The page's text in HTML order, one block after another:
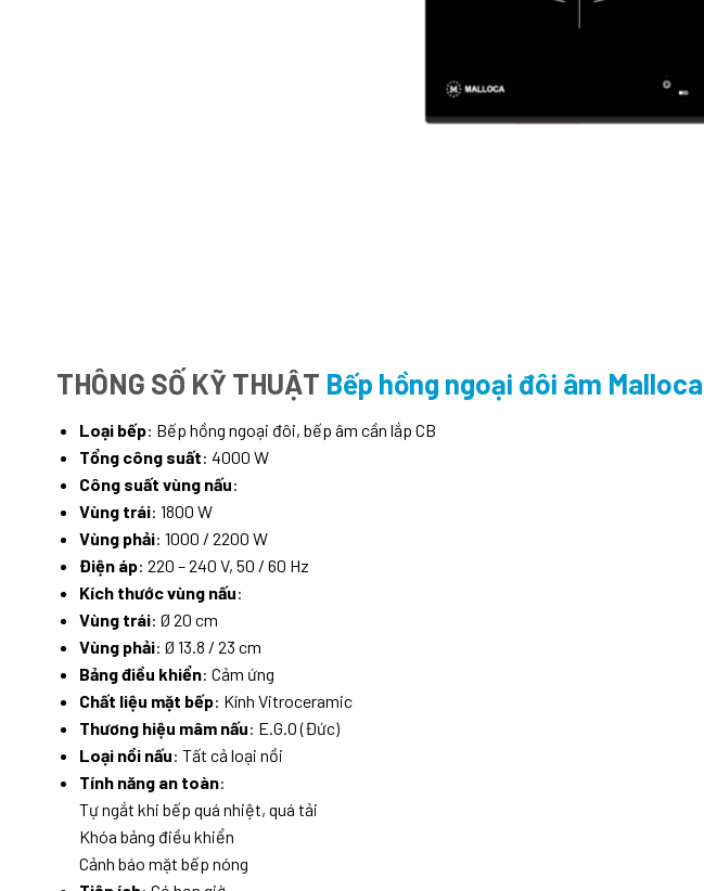
THÔNG SỐ KỸ THUẬT Bếp hồng ngoại đôi âm
Loại bếp: Bếp hồng ngoại đôi, bếp âm cần lắp CB
Tổng công suất: 4000 W
Công suất vùng nấu:
Vùng trái: 1800 W
Vùng phải: 1000 / 2200 W
Điện áp: 220 – 240 V, 50 / 60 Hz
Kích thước vùng nấu:
Vùng trái: Ø 20 cm
Vùng phải: Ø 13.8 / 23 cm
Bảng điều khiển: Cảm ứng
Chất liệu mặt bếp: Kính Vitroceramic
Thương hiệu mâm nấu: E.G.O (Đức)
Loại nồi nấu: Tất cả loại nồi
Tính năng an toàn:
Tự ngắt khi bếp quá nhiệt, quá tải
Khóa bảng điều khiển
Cảnh báo mặt bếp nóng